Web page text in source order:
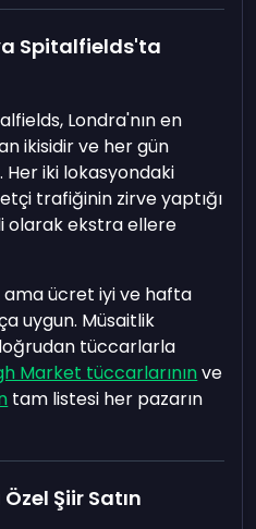
Spitalfields'ta
Londra'nın en
ikisidir ve her gün
iki lokasyondaki
trafiğinin zirve yaptığı
olarak ekstra ellere
ama ücret iyi ve hafta
uygun. Müsaitlik
tüccarlarla
Market tüccarlarınınve
tam listesi her pazarın
Şiir Satın